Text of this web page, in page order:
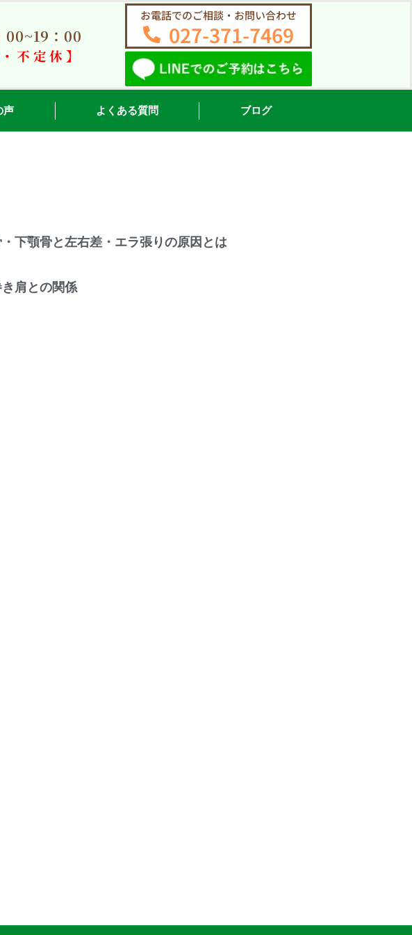
00~19：00
不定休】
お電話でのご相談・お問い合わせ
027-371-7469
声 よくある質問 ブログ
下顎骨と左右差・エラ張りの原因とは
肩との関係